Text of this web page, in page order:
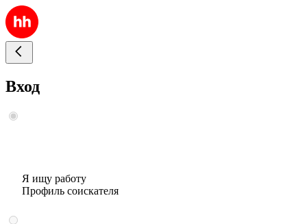
Вход
Я ищу работу
Профиль соискателя